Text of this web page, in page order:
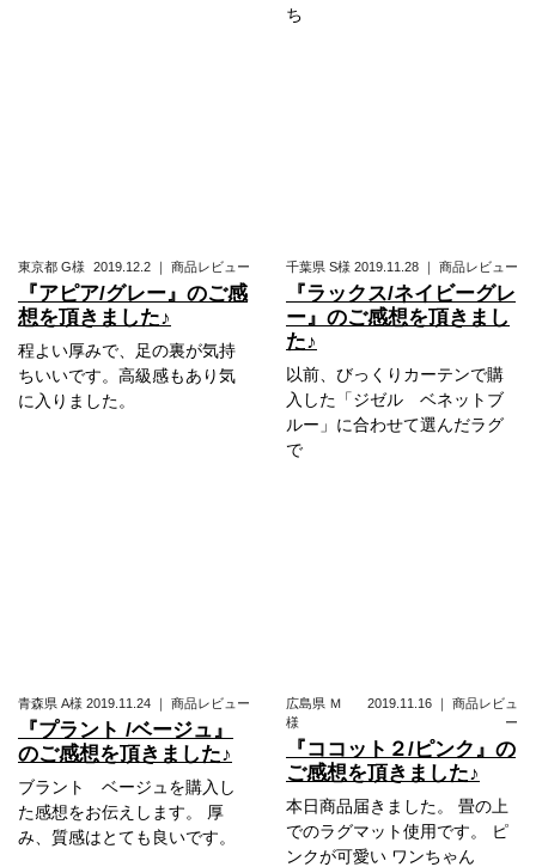
ち
東京都 G様 2019.12.2 ｜ 商品レビュー
『アピア/グレー』のご感
想を頂きました♪
程よい厚みで、足の裏が気持
ちいいです。高級感もあり気
に入りました。
千葉県 S様 2019.11.28 ｜ 商品レビュー
『ラックス/ネイビーグレ
ー』のご感想を頂きまし
た♪
以前、びっくりカーテンで購
入した「ジゼル ベネットブ
ルー」に合わせて選んだラグ
で
青森県 A様 2019.11.24 ｜ 商品レビュー
『プラント /ベージュ』
のご感想を頂きました♪
ブラント ベージュを購入し
た感想をお伝えします。 厚
み、質感はとても良いです。
広島県 Ｍ
様
2019.11.16 ｜ 商品レビュ
ー
『ココット２/ピンク』の
ご感想を頂きました♪
本日商品届きました。 畳の上
でのラグマット使用です。 ピ
ンクが可愛い ワンちゃん